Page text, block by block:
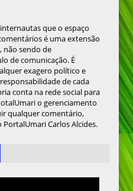
que o espaço
é uma extensão
não sendo de
de comunicação. É
exagero político e
de cada
conta na rede social para
o gerenciamento
qualquer comentário,
Carlos Alcides.